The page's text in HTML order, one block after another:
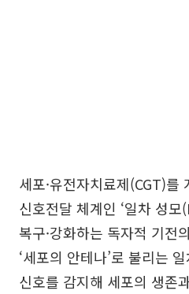
세포·유전자치료제(CGT)를
신호전달 체계인 ‘일차 성
복구·강화하는 독자적 기전
‘세포의 안테나’로 불리는
신호를 감지해 세포의 생존